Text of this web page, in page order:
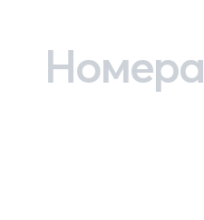
Номера